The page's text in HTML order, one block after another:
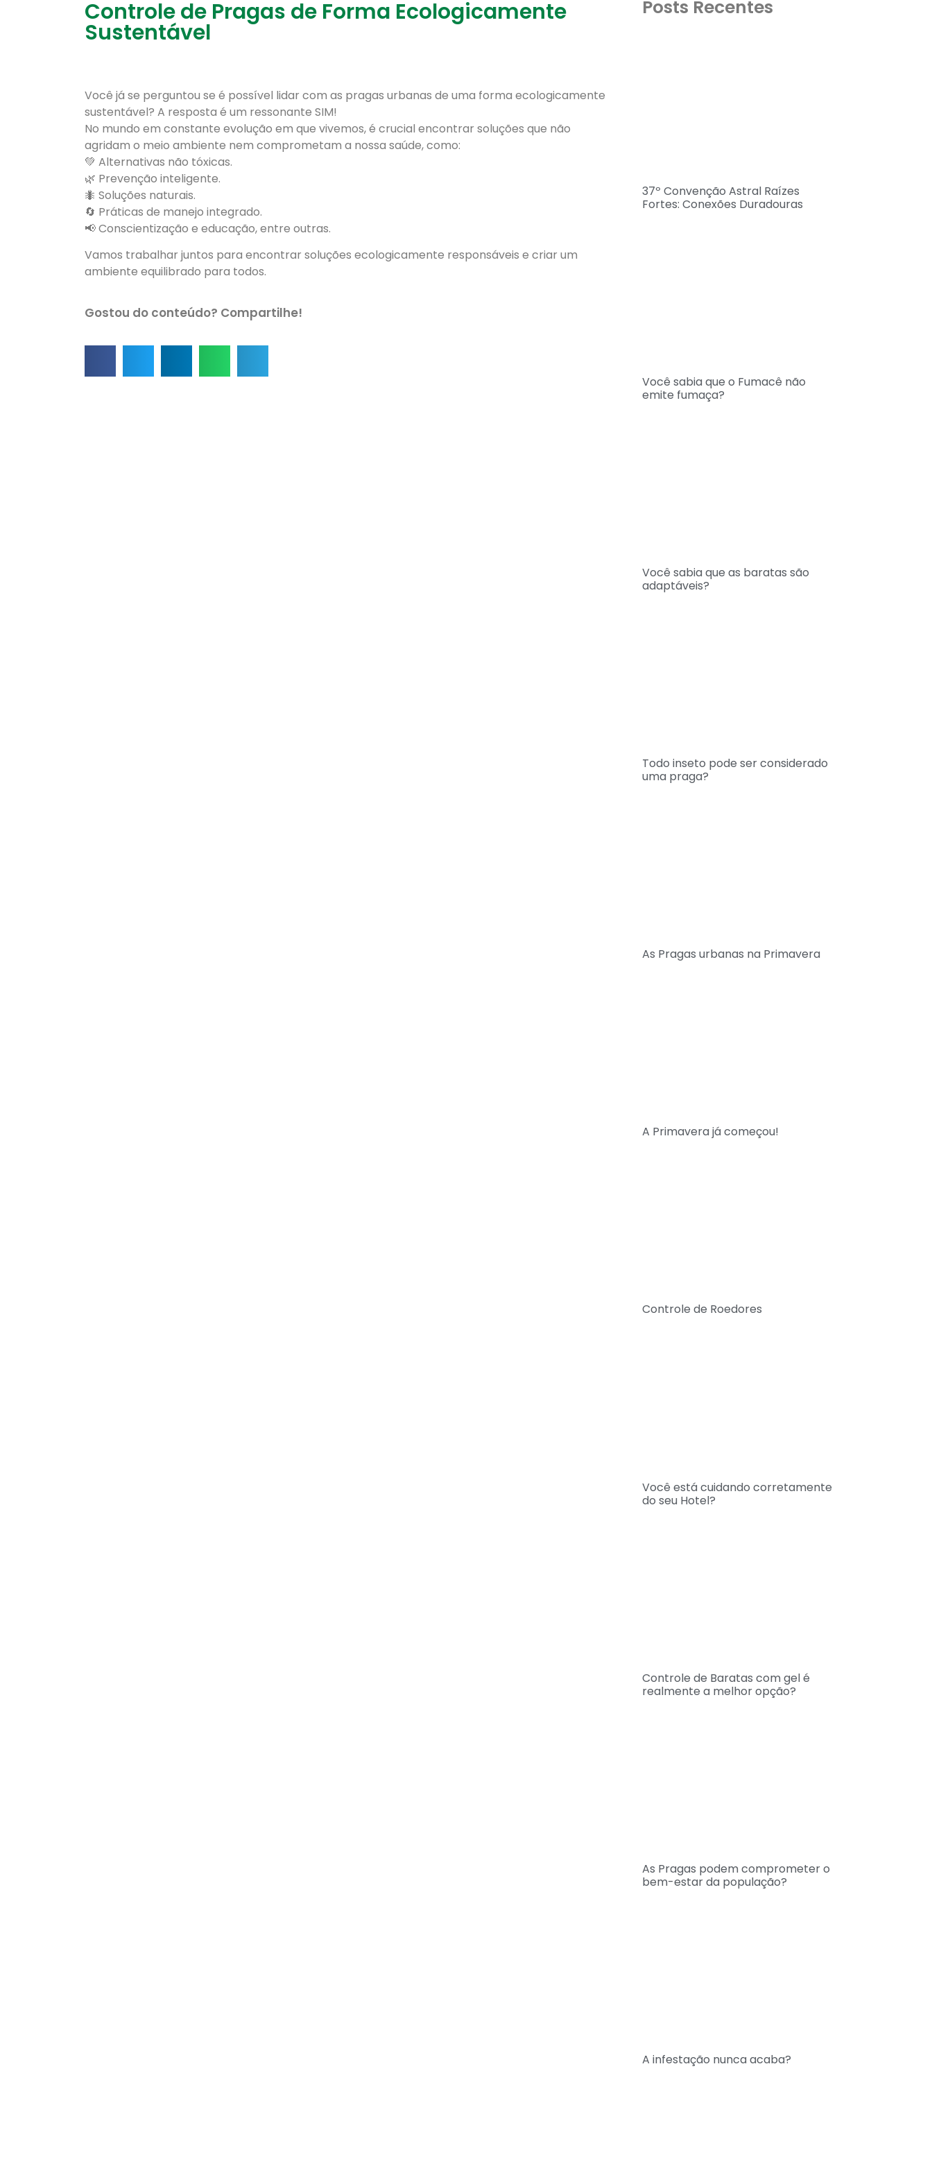
Controle de Pragas de Forma Ecologicamente
Sustentável
Você já se perguntou se é possível lidar com as pragas urbanas de uma forma ecologicamente
sustentável? A resposta é um ressonante SIM!
No mundo em constante evolução em que vivemos, é crucial encontrar soluções que não
agridam o meio ambiente nem comprometam a nossa saúde, como:
💚 Alternativas não tóxicas.
🌿 Prevenção inteligente.
🐜 Soluções naturais.
🔄 Práticas de manejo integrado.
📢 Conscientização e educação, entre outras.
Vamos trabalhar juntos para encontrar soluções ecologicamente responsáveis e criar um
ambiente equilibrado para todos.
Gostou do conteúdo? Compartilhe!
Posts Recentes
37º Convenção Astral Raízes
Fortes: Conexões Duradouras
Você sabia que o Fumacê não
emite fumaça?
Você sabia que as baratas são
adaptáveis?
Todo inseto pode ser considerado
uma praga?
As Pragas urbanas na Primavera
A Primavera já começou!
Controle de Roedores
Você está cuidando corretamente
do seu Hotel?
Controle de Baratas com gel é
realmente a melhor opção?
As Pragas podem comprometer o
bem-estar da população?
A infestação nunca acaba?